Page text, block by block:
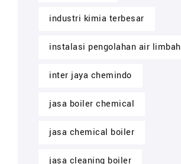
industri kimia terbesar
instalasi pengolahan air limbah
inter jaya chemindo
jasa boiler chemical
jasa chemical boiler
jasa cleaning boiler